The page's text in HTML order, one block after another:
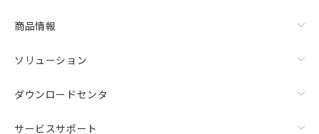
商品情報
ソリューション
ダウンロードセンタ
サービスサポート